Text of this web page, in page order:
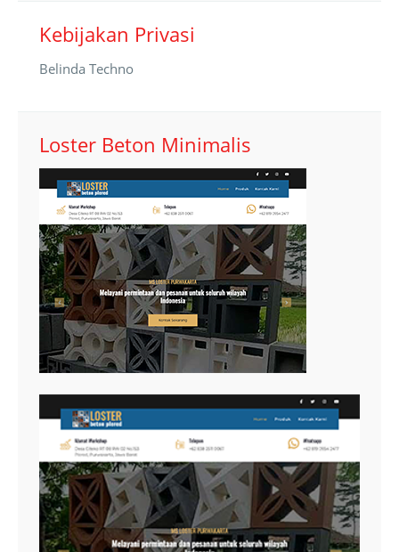
Kebijakan Privasi
Belinda Techno
Loster Beton Minimalis